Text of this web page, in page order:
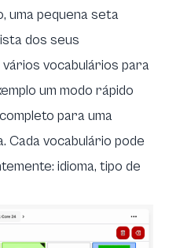
uma pequena seta
dos seus
vocabulários para
um modo rápido
para uma
Cada vocabulário pode
idioma, tipo de